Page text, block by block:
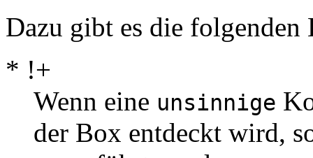
Dazu gibt es die folgenden
* !+
Wenn eine unsinnige
der Box entdeckt wird,